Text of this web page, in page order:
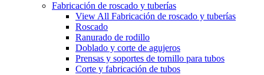
Fabricación de roscado y tuberías
View All Fabricación de roscado y tuberías
Roscado
Ranurado de rodillo
Doblado y corte de agujeros
Prensas y soportes de tornillo para tubos
Corte y fabricación de tubos